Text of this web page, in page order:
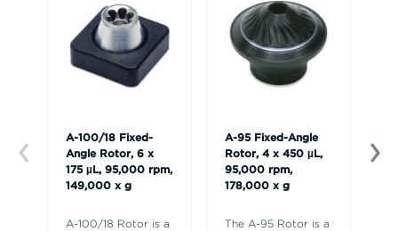
A-100/18 Fixed-
Angle Rotor, 6 x
175 µL, 95,000 rpm,
149,000 x g
A-100/18 Rotor is a
A-95 Fixed-Angle
Rotor, 4 x 450 µL,
95,000 rpm,
178,000 x g
The A-95 Rotor is a